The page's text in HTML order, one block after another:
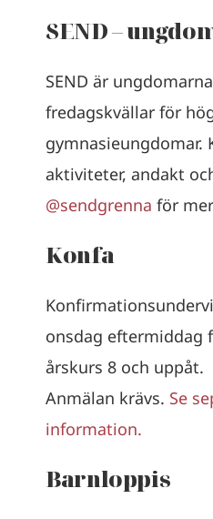
SEND –
SEND är
fredagskvällar för
gymnasieungdomar.
aktiviteter, andakt
@sendgrenna för
Konfa
onsdag eftermiddag
årskurs 8 och uppåt.
Anmälan krävs. Se
information.
Barnloppis